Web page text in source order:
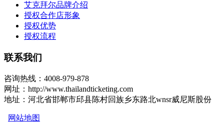
艾克拜尔品牌介绍
授权合作店形象
授权优势
授权流程
联系我们
咨询热线：4008-979-878
网址：http://www.thailandticketing.com
地址：河北省邯郸市邱县陈村回族乡东路北wnsr威尼斯股份
网站地图